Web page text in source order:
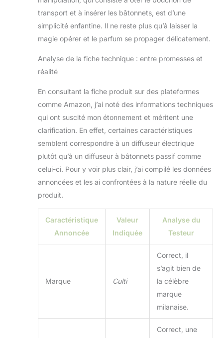
transport et à insérer les bâtonnets, est d’une
simplicité enfantine. Il ne reste plus qu’à laisser la
magie opérer et le parfum se propager délicatement.
Analyse de la fiche technique : entre promesses et
réalité
En consultant la fiche produit sur des plateformes
comme Amazon, j’ai noté des informations techniques
qui ont suscité mon étonnement et méritent une
clarification. En effet, certaines caractéristiques
semblent correspondre à un diffuseur électrique
plutôt qu’à un diffuseur à bâtonnets passif comme
celui-ci. Pour y voir plus clair, j’ai compilé les données
annoncées et les ai confrontées à la nature réelle du
produit.
Caractéristique
Annoncée
Valeur
Indiquée
Analyse du
Testeur
Marque Culti
Correct, il
s’agit bien de
la célèbre
marque
milanaise.
Correct, une